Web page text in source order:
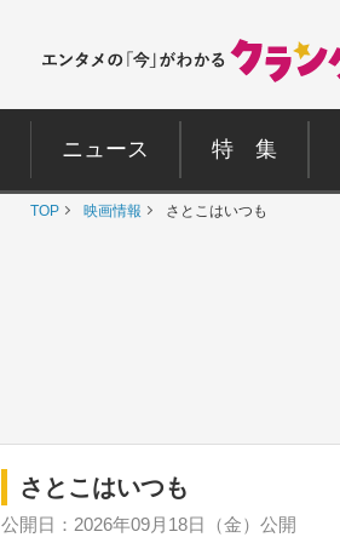
ニュース 特 集
TOP 映画情報 さとこはいつも
さとこはいつも
公開日：2026年09月18日（金）公開